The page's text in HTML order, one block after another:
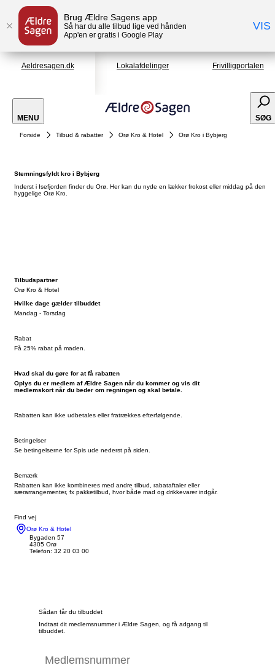
Brug Ældre Sagens app
Så har du alle tilbud lige ved hånden
App'en er gratis i Google Play
VIS
Aeldresagen.dk Lokalafdelinger Frivilligportalen
MENU SØG
Forside Tilbud & rabatter Orø Kro & Hotel Orø Kro i Bybjerg
Stemningsfyldt kro i Bybjerg
Inderst i Isefjorden finder du Orø. Her kan du nyde en lækker frokost eller middag på den
hyggelige Orø Kro.
Tilbudspartner
Orø Kro & Hotel
Hvilke dage gælder tilbuddet
Mandag - Torsdag
Rabat
Få 25% rabat på maden.
Hvad skal du gøre for at få rabatten
Oplys du er medlem af Ældre Sagen når du kommer og vis dit
medlemskort når du beder om regningen og skal betale.
Rabatten kan ikke udbetales eller fratrækkes efterfølgende.
Betingelser
Se betingelserne for Spis ude nederst på siden.
Bemærk
Rabatten kan ikke kombineres med andre tilbud, rabataftaler eller
særarrangementer, fx pakketilbud, hvor både mad og drikkevarer indgår.
Find vej
Orø Kro & Hotel
Bygaden 57
4305 Orø
Telefon: 32 20 03 00
Sådan får du tilbuddet
Indtast dit medlemsnummer i Ældre Sagen, og få adgang til
tilbuddet.